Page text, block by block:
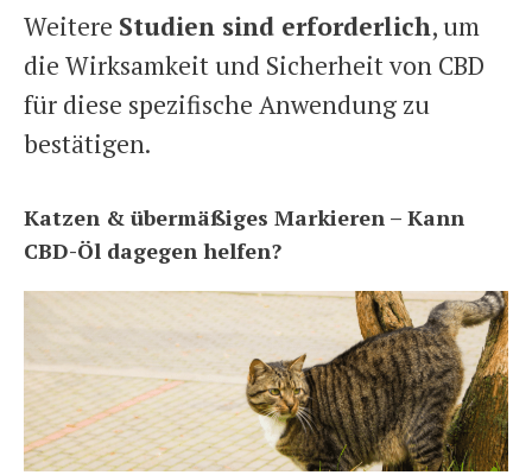
Weitere Studien sind erforderlich, um
die Wirksamkeit und Sicherheit von CBD
für diese spezifische Anwendung zu
bestätigen.
Katzen & übermäßiges Markieren – Kann
CBD-Öl dagegen helfen?